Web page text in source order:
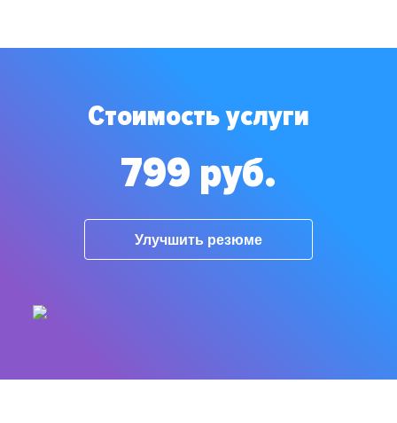
Стоимость услуги
799 руб.
Улучшить резюме